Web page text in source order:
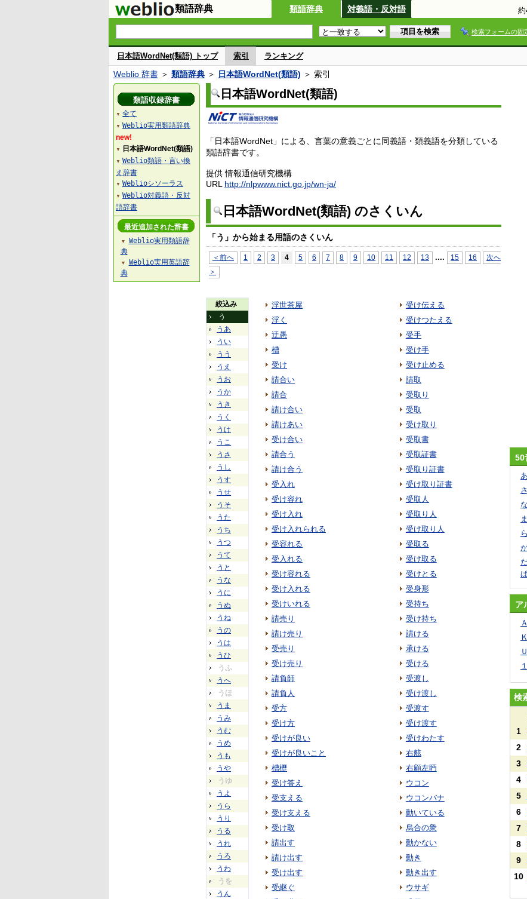
類語辞典 類語辞典 対義語・反対語
検索フォームの固
日本語WordNet(類語) トップ 索引 ランキング
Weblio 辞書 ＞ 類語辞典 ＞ 日本語WordNet(類語) ＞ 索引
日本語WordNet(類語)
「日本語WordNet」による、言葉の意義ごとに同義語・類義語を分類している
類語辞書です。
提供 情報通信研究機構
URL http://nlpwww.nict.go.jp/wn-ja/
日本語WordNet(類語) のさくいん
「う」から始まる用語のさくいん
＜前へ 1 2 3 4 5 6 7 8 9 10 11 12 13 .... 15 16
次へ
＞
絞込み
う
うあ
うい
うう
うえ
うお
うか
うき
うく
うけ
うこ
うさ
うし
うす
うせ
うそ
うた
うち
うつ
うて
うと
うな
うに
うぬ
うね
うの
うは
うひ
うふ
うへ
うほ
うま
うみ
うむ
うめ
うも
うや
うゆ
うよ
うら
うり
うる
うれ
うろ
うわ
うを
うん
浮世茶屋
浮く
迂愚
槽
受け
請合い
請合
請け合い
請けあい
受け合い
請合う
請け合う
受入れ
受け容れ
受け入れ
受け入れられる
受容れる
受入れる
受け容れる
受け入れる
受けいれる
請売り
請け売り
受売り
受け売り
請負師
請負人
受方
受け方
受けが良い
受けが良いこと
槽櫪
受け答え
受支える
受け支える
受け取
請出す
請け出す
受け出す
受継ぐ
受け伝える
受けつたえる
受手
受け手
受け止める
請取
受取り
受取
受け取り
受取書
受取証書
受取り証書
受け取り証書
受取人
受取り人
受け取り人
受取る
受け取る
受けとる
受身形
受持ち
受け持ち
請ける
承ける
受ける
受渡し
受け渡し
受渡す
受け渡す
受けわたす
右舷
右顧左眄
ウコン
ウコンバナ
動いている
烏合の衆
動かない
動き
動き出す
ウサギ
類語収録辞書
▼ 全て
▼ Weblio実用類語辞典
new!
▼ 日本語WordNet(類語)
▼ Weblio類語・言い換
え辞書
▼ Weblioシソーラス
▼ Weblio対義語・反対
語辞書
最近追加された辞書
▼
Weblio実用類語辞
典
▼
Weblio実用英語辞
典
50
あ
さ
な
ま
ら
ア
Ａ
Ｋ
Ｕ
１
検
1
2
3
4
5
6
7
8
9
10